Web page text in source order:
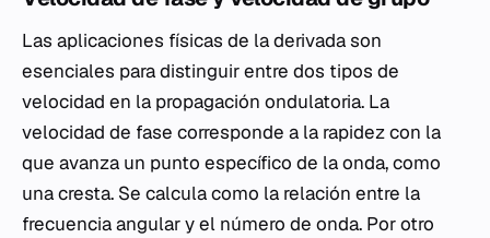
Las aplicaciones físicas de la derivada son
esenciales para distinguir entre dos tipos de
velocidad en la propagación ondulatoria. La
velocidad de fase corresponde a la rapidez con la
que avanza un punto específico de la onda, como
una cresta. Se calcula como la relación entre la
frecuencia angular y el número de onda. Por otro